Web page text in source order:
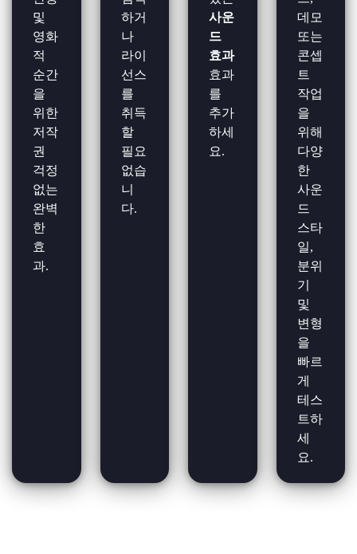
및
영화
적
순간
을
위한
저작
권
걱정
없는
완벽
한
효
과.
하거
나
라이
선스
를
취득
할
필요
없습
니
다.
사운
드
효과
효과
를
추가
하세
요.
데모
또는
콘셉
트
작업
을
위해
다양
한
사운
드
스타
일,
분위
기
및
변형
을
빠르
게
테스
트하
세
요.